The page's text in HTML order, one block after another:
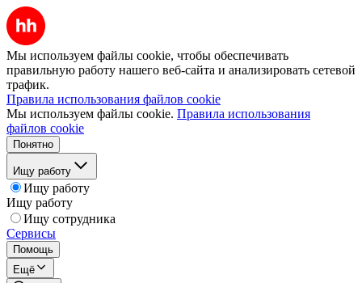
Мы используем файлы cookie, чтобы обеспечивать
правильную работу нашего веб-сайта и анализировать сетевой
трафик.
Правила использования файлов cookie
Мы используем файлы cookie. Правила использования
файлов cookie
Понятно
Ищу работу
Ищу работу
Ищу работу
Ищу сотрудника
Сервисы
Помощь
Ещё